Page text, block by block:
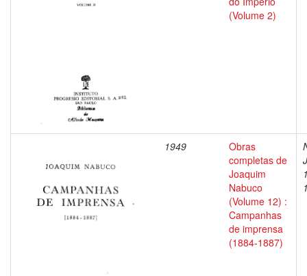
(Volume 2)
1949
Obras
completas de
Joaquim
Nabuco
(Volume 12) :
Campanhas
de imprensa
(1884-1887)